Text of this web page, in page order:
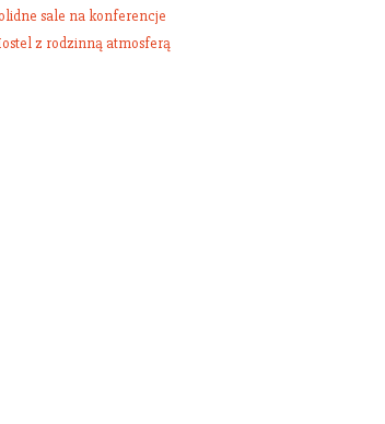
sale na konferencje
z rodzinną atmosferą